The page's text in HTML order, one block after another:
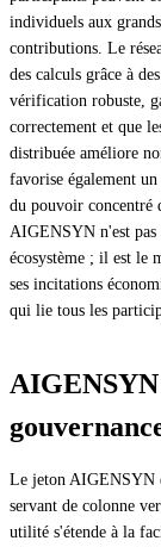
individuels aux
contributions. Le
des calculs grâce à
vérification robuste,
correctement et que
distribuée améliore
favorise également
du pouvoir concentré
AIGENSYN n'est pas
écosystème ; il est le
ses incitations
qui lie tous les
Le jeton AIGENSYN
servant de colonne
utilité s'étende à la